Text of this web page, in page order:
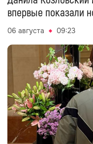
впервые показали
06 августа 09:23